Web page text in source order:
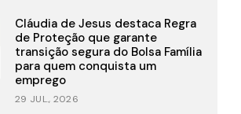
Cláudia de Jesus destaca Regra
de Proteção que garante
transição segura do Bolsa Família
para quem conquista um
emprego
29 JUL., 2026